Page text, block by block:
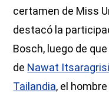
certamen de Miss
destacó la
Bosch, luego de
de Nawat
Tailandia, el hombre